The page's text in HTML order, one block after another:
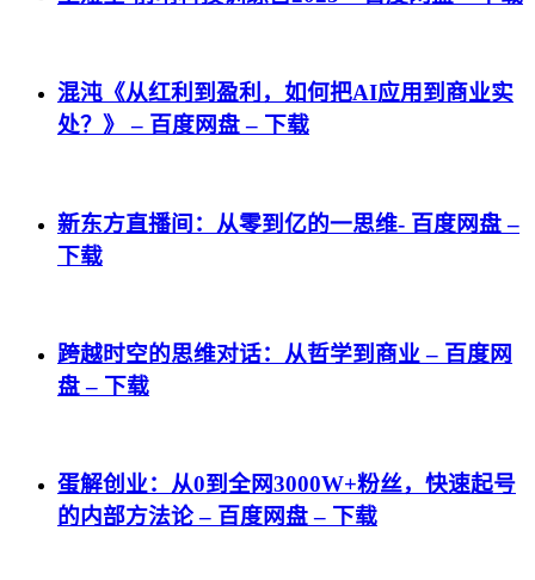
混沌《从红利到盈利，如何把AI应用到商业实
处？》 – 百度网盘 – 下载
新东方直播间：从零到亿的一思维- 百度网盘 –
下载
跨越时空的思维对话：从哲学到商业 – 百度网
盘 – 下载
蛋解创业：从0到全网3000W+粉丝，快速起号
的内部方法论 – 百度网盘 – 下载